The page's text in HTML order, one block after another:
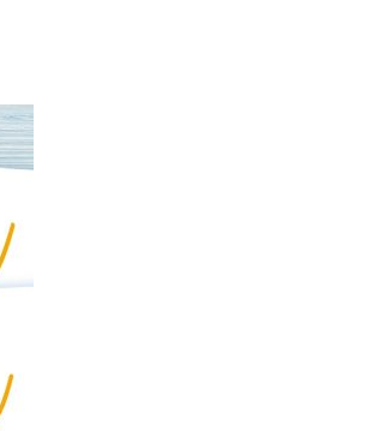
a parceria da Apcef
e invista em saúde
de lazer!